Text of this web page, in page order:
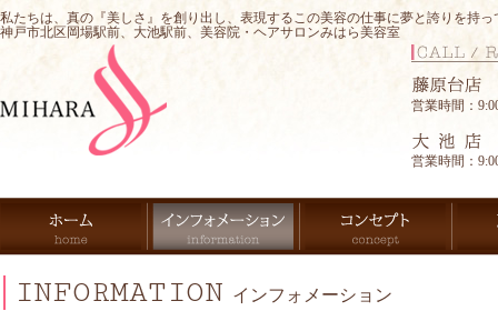
私たちは、真の『美しさ』を創り出し、表現するこの美容の仕事に夢と誇りを持
神戸市北区岡場駅前、大池駅前、美容院・ヘアサロンみはら美容室
営業時間：
営業時間：
INFORMATION インフォメーション